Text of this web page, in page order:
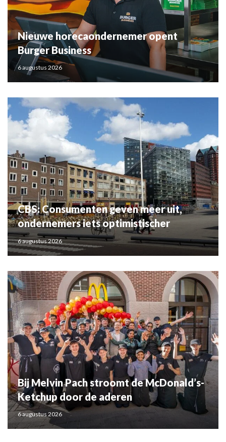
Nieuwe horecaondernemer opent
Burger Business
6 augustus 2026
CBS: Consumenten geven meer uit,
ondernemers iets optimistischer
6 augustus 2026
Bij Melvin Pach stroomt de McDonald’s-
Ketchup door de aderen
6 augustus 2026